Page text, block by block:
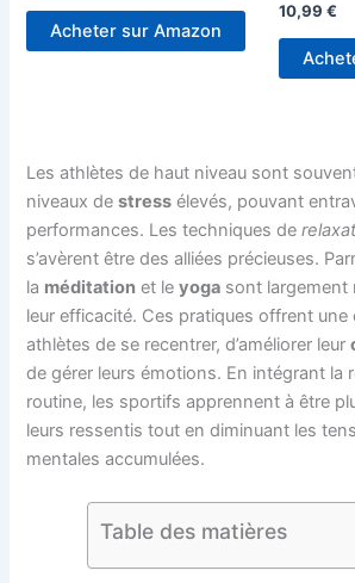
Acheter sur Amazon
10,99 €
Les athlètes de haut niveau sont
niveaux destress élevés, pouvant
performances. Les techniques de
s’avèrent être des alliées précieuses.
la méditation et leyoga sont largement
leur efficacité. Ces pratiques offrent une
athlètes de se recentrer, d’améliorer leur
de gérer leurs émotions. En intégrant la
routine, les sportifs apprennent à être
leurs ressentis tout en diminuant les
mentales accumulées.
Table des matières